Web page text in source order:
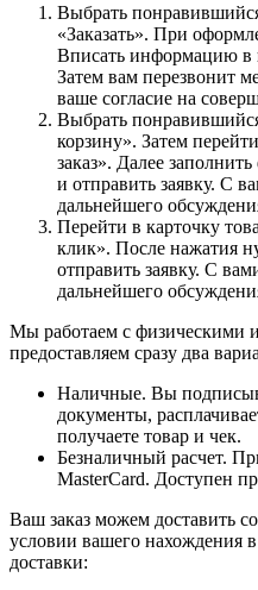
Выбрать
«Заказать». При
Вписать информацию
Затем вам перезвонит
ваше согласие на
Выбрать
корзину». Затем
заказ». Далее
и отправить заявку. С
дальнейшего
Перейти в карточку
клик». После нажатия
отправить заявку. С
дальнейшего
Мы работаем с физическими
предоставляем сразу два
Наличные. Вы
документы,
получаете товар и чек.
Безналичный расчет.
MasterCard. Доступен
Ваш заказ можем доставить
условии вашего нахождения
доставки: